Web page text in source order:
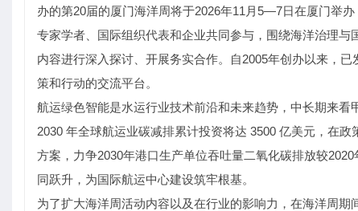
办的第20届的厦门海洋周将于2026年11月5—7日在厦门举
专家学者、国际组织代表和企业共同参与，围绕海洋治理
内容进行深入探讨、开展务实合作。自2005年创办以来，
策和行动的交流平台。
航运绿色智能是水运行业技术前沿和未来趋势，中长期来
2030 年全球航运业碳减排累计投资将达 3500 亿美元，在
方案，力争2030年港口生产单位吞吐量二氧化碳排放较
同跃升，为国际航运中心建设筑牢根基。
为了扩大海洋周活动内容以及在行业的影响力，在海洋周期